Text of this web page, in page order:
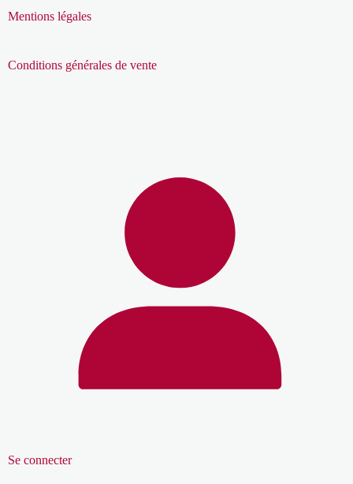
Mentions légales
Conditions générales de vente
Se connecter